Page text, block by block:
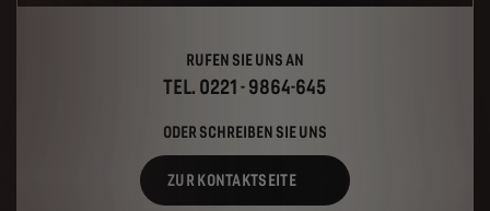
RUFEN SIE UNS AN
TEL. 0221 - 9864-645
ODER SCHREIBEN SIE UNS
ZUR KONTAKTSEITE